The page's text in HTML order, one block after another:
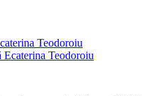
Teodoroiu